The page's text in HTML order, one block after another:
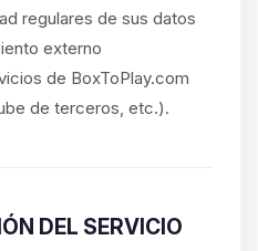
regulares de sus datos
externo
de BoxToPlay.com
de terceros, etc.).
DEL SERVICIO